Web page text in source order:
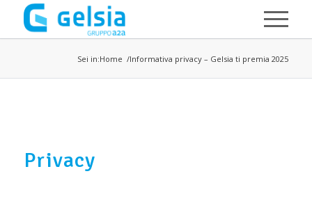
Salta al contenuto principale
Sei in:Home Informativa privacy – Gelsia ti premia 2025
Privacy